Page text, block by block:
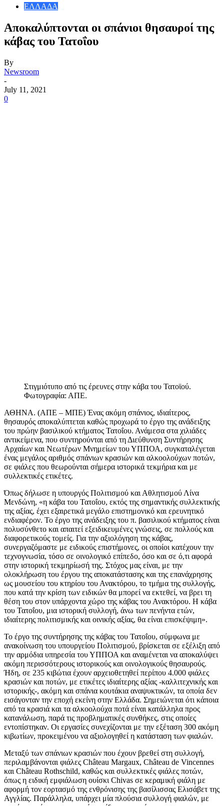
ΕΛΛΑΔΑ
Αποκαλύπτονται οι σπάνιοι θησαυροί της
κάβας του Τατοΐου
By
Newsroom
-
July 11, 2021
0
Στιγμιότυπο από τις έρευνες στην κάβα του Τατοϊού.
Φωτογραφία: ΑΠΕ.
ΑΘΗΝΑ. (ΑΠΕ – ΜΠΕ) Ένας ακόμη σπάνιος, ιδιαίτερος,
θησαυρός αποκαλύπτεται καθώς προχωρά το έργο της ανάδειξης
του πρώην βασιλικού κτήματος Τατοΐου. Ανάμεσα στα χιλιάδες
αντικείμενα, που συντηρούνται από τη Διεύθυνση Συντήρησης
Αρχαίων και Νεωτέρων Μνημείων του ΥΠΠΟΑ, συγκαταλέγεται
ένας μεγάλος αριθμός σπάνιων κρασιών και αλκοολούχων ποτών,
σε φιάλες που θεωρούνται σήμερα ιστορικά τεκμήρια και με
συλλεκτικές ετικέτες.
Όπως δήλωσε η υπουργός Πολιτισμού και Αθλητισμού Λίνα
Μενδώνη, «η κάβα του Τατοΐου, εκτός της σημαντικής συλλεκτικής
της αξίας, έχει εξαιρετικά μεγάλο επιστημονικό και ερευνητικό
ενδιαφέρον. Το έργο της ανάδειξης του π. βασιλικού κτήματος είναι
πολυσύνθετο και απαιτεί εξειδικευμένες γνώσεις, σε πολλούς και
διαφορετικούς τομείς. Για την αξιολόγηση της κάβας,
συνεργαζόμαστε με ειδικούς επιστήμονες, οι οποίοι κατέχουν την
τεχνογνωσία, τόσο σε οινολογικό επίπεδο, όσο και σε ό,τι αφορά
στην ιστορική τεκμηρίωσή της. Στόχος μας είναι, με την
ολοκλήρωση του έργου της αποκατάστασης και της επανάχρησης
ως μουσείου του κτηρίου του Ανακτόρου, το τμήμα της συλλογής,
που κατά την κρίση των ειδικών θα μπορεί να εκτεθεί, να βρει τη
θέση του στον υπάρχοντα χώρο της κάβας του Ανακτόρου. Η κάβα
του Τατοΐου, μια ιστορική συλλογή, άνω των πενήντα ετών,
ιδιαίτερης πολιτισμικής και οινικής αξίας, θα είναι επισκέψιμη».
Το έργο της συντήρησης της κάβας του Τατοΐου, σύμφωνα με
ανακοίνωση του υπουργείου Πολιτισμού, βρίσκεται σε εξέλιξη από
την αρμόδια υπηρεσία του ΥΠΠΟΑ και αναμένεται να αποκαλύψει
ακόμη περισσότερους ιστορικούς και οινολογικούς θησαυρούς.
Ήδη, σε 235 κιβώτια έχουν αρχειοθετηθεί περίπου 4.000 φιάλες
κρασιών και ποτών, με ετικέτες ιδιαίτερης αξίας -καλλιτεχνικής και
ιστορικής-, ακόμη και σπάνια κουτάκια αναψυκτικών, τα οποία δεν
εισάγονταν την εποχή εκείνη στην Ελλάδα. Σημειώνεται ότι κάποια
από τα κρασιά και τα αλκοολούχα ποτά είναι κατάλληλα προς
κατανάλωση, παρά τις προβληματικές συνθήκες, στις οποίες
εντοπίστηκαν. Οι εργασίες συνεχίζονται με την εξέταση 300 ακόμη
κιβωτίων, προκειμένου να αξιολογηθεί η κατάσταση των φιαλών.
Μεταξύ των σπάνιων κρασιών που έχουν βρεθεί στη συλλογή,
περιλαμβάνονται φιάλες Château Margaux, Château de Vincennes
και Château Rothschild, καθώς και συλλεκτικές φιάλες ποτών,
όπως η ειδική εμφιάλωση ουίσκι Chivas σε κεραμική φιάλη με
αφορμή τον εορτασμό της ενθρόνισης της βασίλισσας Ελισάβετ της
Αγγλίας. Παράλληλα, υπάρχει μία πλούσια συλλογή φιαλών, με